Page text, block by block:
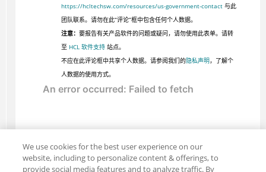
https://hcltechsw.com/resources/us-government-contact与此
团队联系。请勿在此“评论”框中包含任何个人数据。
注意： 要报告有关产品软件的问题或疑问，请勿使用此表单。请转
至 HCL 软件支持站点。
不应在此评论框中共享个人数据。请参阅我们的隐私声明，了解个
人数据的使用方式。
We use cookies for the best user experience on our
website, including to personalize content & offerings, to
provide social media features and to analyze traffic. By